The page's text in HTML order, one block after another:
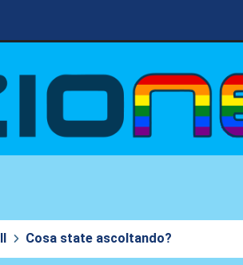
Cosa state ascoltando?